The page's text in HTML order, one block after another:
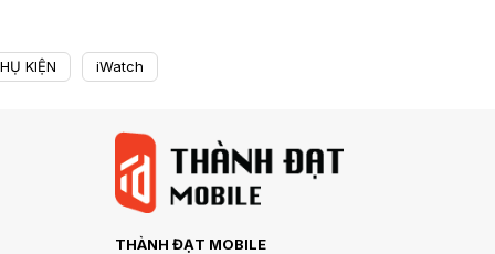
KIỆN iWatch
THÀNH ĐẠT MOBILE